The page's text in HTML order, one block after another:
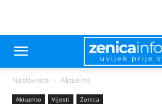
Naslovnica Aktuelno
Aktuelno Vijesti Zenica